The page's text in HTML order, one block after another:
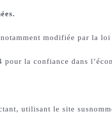
modifiée par la
la confiance dans
utilisant le site